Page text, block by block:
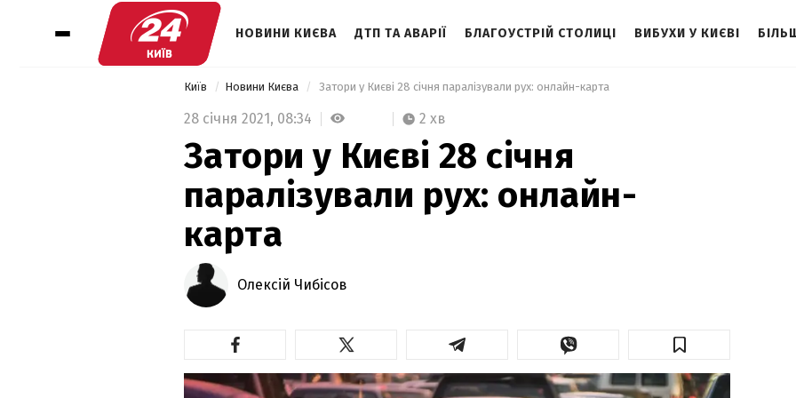
НОВИНИ КИЄВА ДТП ТА АВАРІЇ БЛАГОУСТРІЙ СТОЛИЦІ ВИБУХИ У КИЄВІ
Київ Новини Києва Затори у Києві 28 січня паралізували рух: онлайн-карта
28 січня 2021, 08:34 2 хв
Затори у Києві 28 січня
паралізували рух: онлайн-
карта
Олексій Чибісов